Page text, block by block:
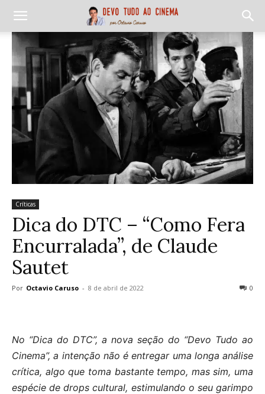
Críticas
Dica do DTC – “Como Fera
Encurralada”, de Claude
Sautet
Por Octavio Caruso - 8 de abril de 2022 0
No “Dica do DTC”, a nova seção do “Devo Tudo ao
Cinema”, a intenção não é entregar uma longa análise
crítica, algo que toma bastante tempo, mas sim, uma
espécie de drops cultural, estimulando o seu garimpo